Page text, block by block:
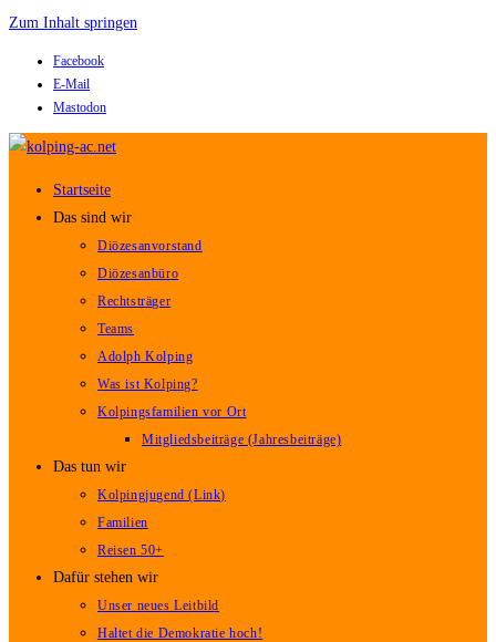
Zum Inhalt springen
Facebook
E-Mail
Mastodon
Startseite
Das sind wir
Diözesanvorstand
Diözesanbüro
Rechtsträger
Teams
Adolph Kolping
Was ist Kolping?
Kolpingsfamilien vor Ort
Mitgliedsbeiträge (Jahresbeiträge)
Das tun wir
Kolpingjugend (Link)
Familien
Reisen 50+
Dafür stehen wir
Unser neues Leitbild
Haltet die Demokratie hoch!